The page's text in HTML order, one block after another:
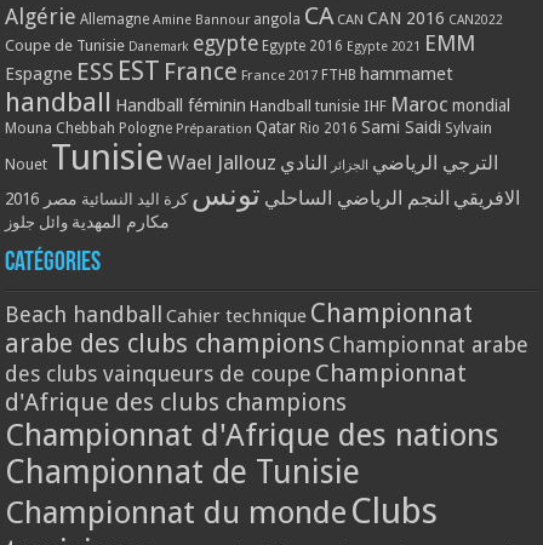
Algérie Allemagne Amine Bannour angola CA CAN CAN 2016 CAN2022
Coupe de Tunisie Danemark egypte Egypte 2016 Egypte 2021 EMM
Espagne ESS EST France France 2017 FTHB hammamet
handball Handball féminin Handball tunisie IHF Maroc mondial
Mouna Chebbah Pologne Préparation Qatar Rio 2016 Sami Saidi Sylvain
Nouet Tunisie Wael Jallouz الترجي الرياضي الجزائر النادي
الافريقي النجم الرياضي الساحلي تونس كرة اليد النسائية مصر 2016
مكارم المهدية وائل جلوز
Catégories
Beach handball Cahier technique Championnat
arabe des clubs champions Championnat arabe
des clubs vainqueurs de coupe Championnat
d'Afrique des clubs champions
Championnat d'Afrique des nations
Championnat de Tunisie
Championnat du monde Clubs